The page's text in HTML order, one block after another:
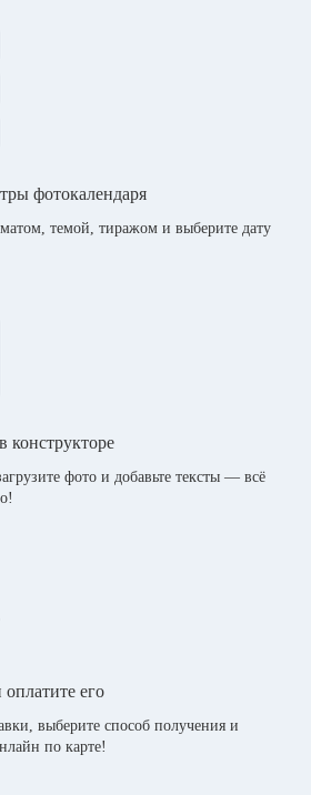
фотокалендаря
темой, тиражом и выберите дату
конструкторе
фото и добавьте тексты — всё
его
выберите способ получения и
по карте!